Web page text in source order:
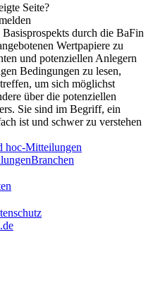
Seite?
durch die BaFin
Wertpapiere zu
und potenziellen Anlegern
Bedingungen zu lesen,
um sich möglichst
über die potenziellen
Sie sind im Begriff, ein
ist und schwer zu verstehen
hoc-Mitteilungen
Branchen